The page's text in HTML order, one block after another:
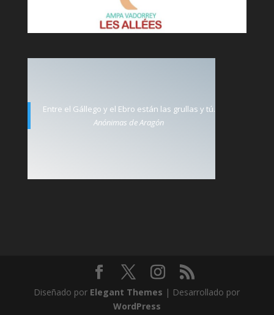
Entre el Gállego y el Ebro están las grullas y tú.
Anónimas de Aragón
Diseñado por Elegant Themes | Desarrollado por
WordPress